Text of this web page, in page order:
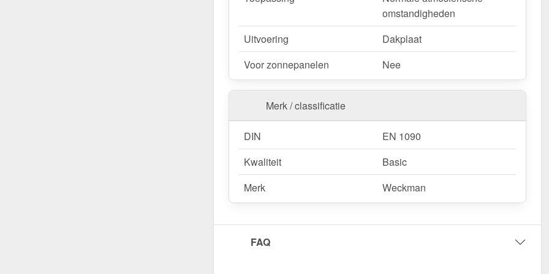
omstandigheden
Uitvoering
Dakplaat
Voor zonnepanelen
Nee
Merk / classificatie
DIN
EN 1090
Kwaliteit
Basic
Merk
Weckman
FAQ